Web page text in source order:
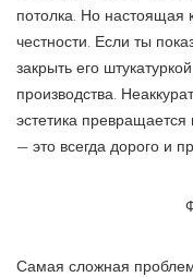
потолка. Но настоящая
честности. Если ты
закрыть его
производства.
эстетика
— это всегда дорого и
Самая сложная